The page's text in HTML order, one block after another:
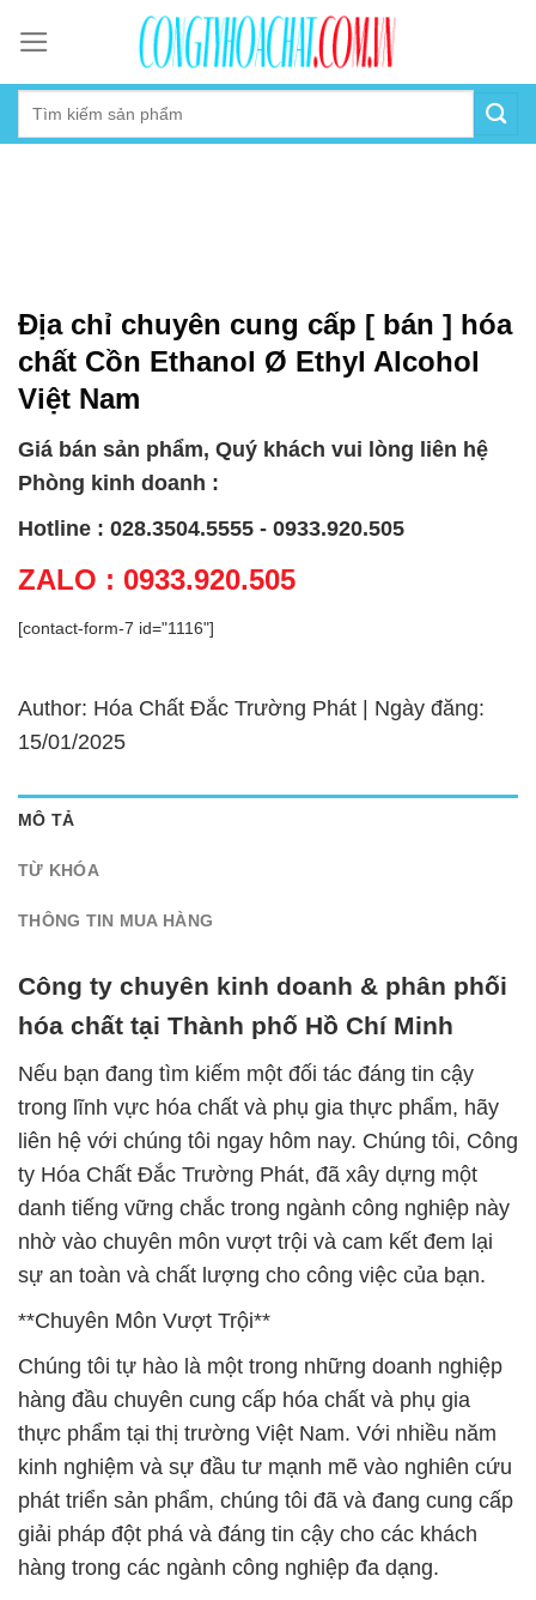
content
Địa chỉ chuyên cung cấp [ bán ] hóa
chất Cồn Ethanol Ø Ethyl Alcohol
Việt Nam
Giá bán sản phẩm, Quý khách vui lòng liên hệ
Phòng kinh doanh :
Hotline : 028.3504.5555 - 0933.920.505
ZALO : 0933.920.505
[contact-form-7 id="1116"]
Author: Hóa Chất Đắc Trường Phát | Ngày đăng:
15/01/2025
MÔ TẢ
TỪ KHÓA
THÔNG TIN MUA HÀNG
Công ty chuyên kinh doanh & phân phối
hóa chất tại Thành phố Hồ Chí Minh
Nếu bạn đang tìm kiếm một đối tác đáng tin cậy
trong lĩnh vực hóa chất và phụ gia thực phẩm, hãy
liên hệ với chúng tôi ngay hôm nay. Chúng tôi, Công
ty Hóa Chất Đắc Trường Phát, đã xây dựng một
danh tiếng vững chắc trong ngành công nghiệp này
nhờ vào chuyên môn vượt trội và cam kết đem lại
sự an toàn và chất lượng cho công việc của bạn.
**Chuyên Môn Vượt Trội**
Chúng tôi tự hào là một trong những doanh nghiệp
hàng đầu chuyên cung cấp hóa chất và phụ gia
thực phẩm tại thị trường Việt Nam. Với nhiều năm
kinh nghiệm và sự đầu tư mạnh mẽ vào nghiên cứu
phát triển sản phẩm, chúng tôi đã và đang cung cấp
giải pháp đột phá và đáng tin cậy cho các khách
hàng trong các ngành công nghiệp đa dạng.